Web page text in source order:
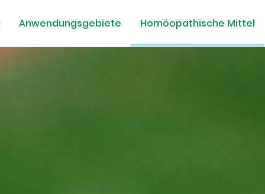
Anwendungsgebiete Homöopathische Mittel